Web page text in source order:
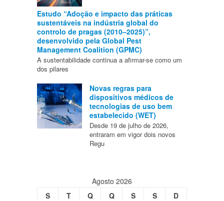
Estudo “Adoção e impacto das práticas
sustentáveis na indústria global do
controlo de pragas (2010–2025)”,
desenvolvido pela Global Pest
Management Coalition (GPMC)
A sustentabilidade continua a afirmar-se como um
dos pilares
Novas regras para
dispositivos médicos de
tecnologias de uso bem
estabelecido (WET)
Desde 19 de julho de 2026,
entraram em vigor dois novos
Regu
Agosto 2026
S
T Q Q S S
D